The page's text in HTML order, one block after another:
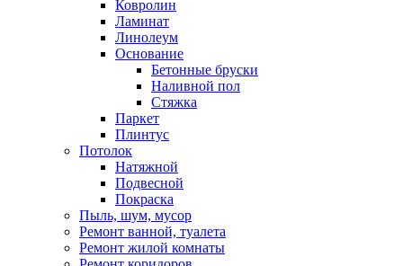
Ковролин
Ламинат
Линолеум
Основание
Бетонные бруски
Наливной пол
Стяжка
Паркет
Плинтус
Потолок
Натяжной
Подвесной
Покраска
Пыль, шум, мусор
Ремонт ванной, туалета
Ремонт жилой комнаты